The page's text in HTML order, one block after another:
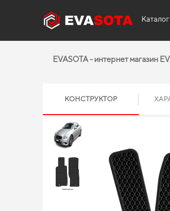
Каталог
EVASOTA - интернет магазин
КОНСТРУКТОР